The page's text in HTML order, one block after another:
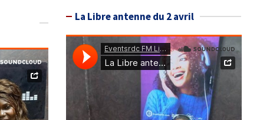
La Libre antenne du 2 avril